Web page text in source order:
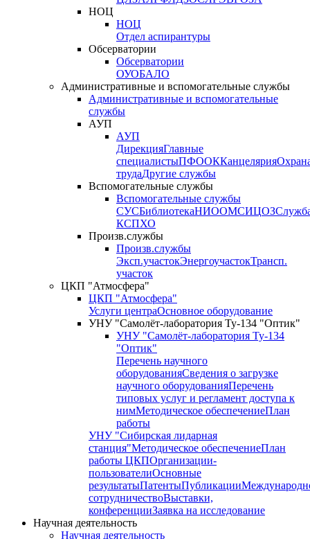
НОЦ
НОЦ
Отдел аспирантуры
Обсерватории
Обсерватории
ОУОБАЛО
Административные и вспомогательные службы
Административные и вспомогательные
службы
АУП
АУП
ДирекцияГлавные
специалистыПФООККанцелярия
трудаДругие службы
Вспомогательные службы
Вспомогательные службы
СУСБиблиотекаНИООМСИЦОЗ
КСПХО
Произв.службы
Произв.службы
Эксп.участокЭнергоучастокТрансп.
участок
ЦКП "Атмосфера"
ЦКП "Атмосфера"
Услуги центраОсновное оборудование
УНУ "Самолёт-лаборатория Ту-134 "Оптик"
УНУ "Самолёт-лаборатория Ту-134
"Оптик"
Перечень научного
оборудованияСведения о загрузке
научного оборудованияПеречень
типовых услуг и регламент доступа к
нимМетодическое обеспечениеПлан
работы
УНУ "Сибирская лидарная
станция"Методическое обеспечениеПлан
работы ЦКПОрганизации-
пользователиОсновные
результатыПатентыПубликации
сотрудничествоВыставки,
конференцииЗаявка на исследование
Научная деятельность
Научная деятельность